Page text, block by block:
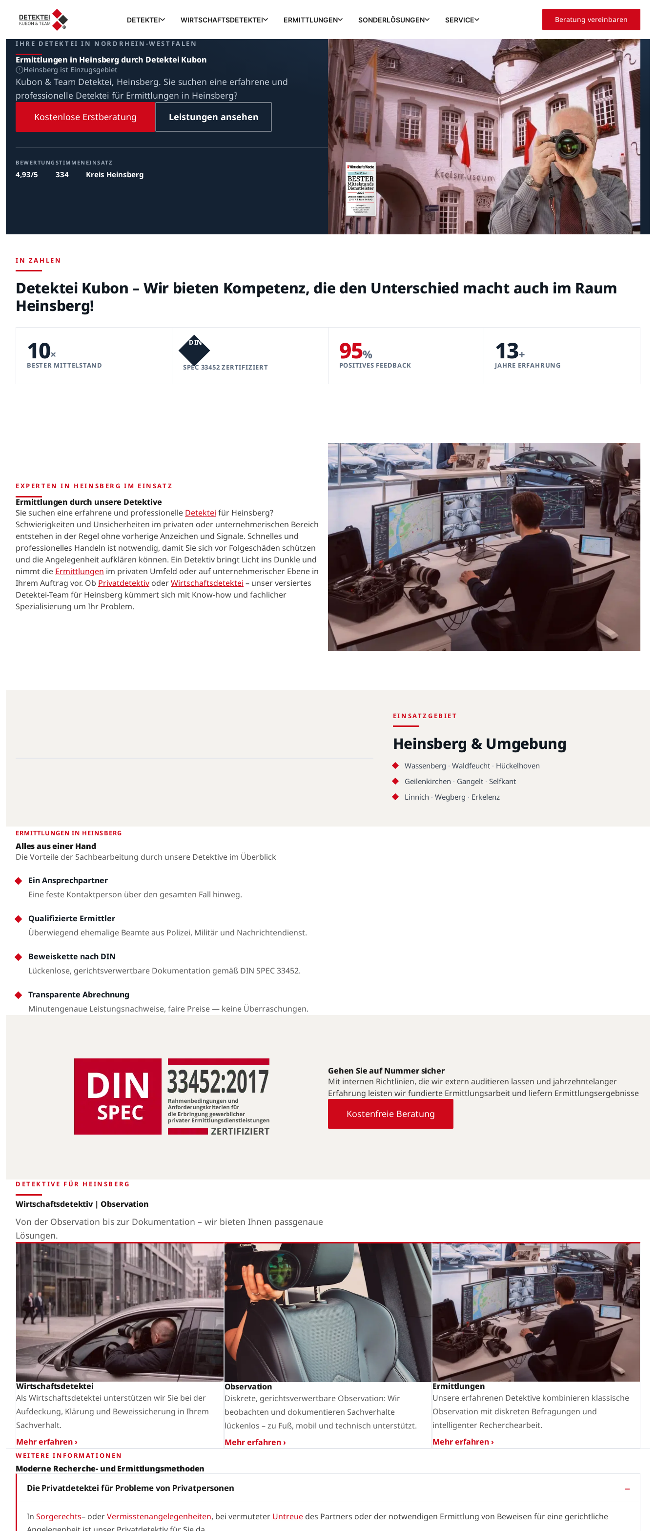
DETEKTEI WIRTSCHAFTSDETEKTEI ERMITTLUNGEN SONDERLÖSUNGEN SERVICE Beratung vereinbaren
IHRE DETEKTEI IN NORDRHEIN-WESTFALEN
Ermittlungen in Heinsberg durch Detektei Kubon
Heinsberg ist Einzugsgebiet
Kubon & Team Detektei, Heinsberg. Sie suchen eine erfahrene und
professionelle Detektei für Ermittlungen in Heinsberg?
Kostenlose Erstberatung
Leistungen ansehen
BEWERTUNG
4,93/5
STIMMEN
334
EINSATZ
Kreis Heinsberg
IN ZAHLEN
Detektei Kubon – Wir bieten Kompetenz, die den Unterschied macht auch im Raum
Heinsberg!
10×
BESTER MITTELSTAND
DIN
SPEC 33452 ZERTIFIZIERT
95%
POSITIVES FEEDBACK
13+
JAHRE ERFAHRUNG
EXPERTEN IN HEINSBERG IM EINSATZ
Ermittlungen durch unsere Detektive
Sie suchen eine erfahrene und professionelle Detektei für Heinsberg?
Schwierigkeiten und Unsicherheiten im privaten oder unternehmerischen Bereich
entstehen in der Regel ohne vorherige Anzeichen und Signale. Schnelles und
professionelles Handeln ist notwendig, damit Sie sich vor Folgeschäden schützen
und die Angelegenheit aufklären können. Ein Detektiv bringt Licht ins Dunkle und
nimmt die Ermittlungen im privaten Umfeld oder auf unternehmerischer Ebene in
Ihrem Auftrag vor. Ob Privatdetektiv oderWirtschaftsdetektei – unser versiertes
Detektei-Team für Heinsberg kümmert sich mit Know-how und fachlicher
Spezialisierung um Ihr Problem.
EINSATZGEBIET
Heinsberg & Umgebung
Wassenberg · Waldfeucht· Hückelhoven
Geilenkirchen · Gangelt· Selfkant
Linnich · Wegberg · Erkelenz
ERMITTLUNGEN IN HEINSBERG
Alles aus einer Hand
Die Vorteile der Sachbearbeitung durch unsere Detektive im Überblick
Ein Ansprechpartner
Eine feste Kontaktperson über den gesamten Fall hinweg.
Qualifizierte Ermittler
Überwiegend ehemalige Beamte aus Polizei, Militär und Nachrichtendienst.
Beweiskette nach DIN
Lückenlose, gerichtsverwertbare Dokumentation gemäß DIN SPEC 33452.
Transparente Abrechnung
Minutengenaue Leistungsnachweise, faire Preise — keine Überraschungen.
Gehen Sie auf Nummer sicher
Mit internen Richtlinien, die wir extern auditieren lassen und jahrzehntelanger
Erfahrung leisten wir fundierte Ermittlungsarbeit und liefern Ermittlungsergebnisse
Kostenfreie Beratung
DETEKTIVE FÜR HEINSBERG
Wirtschaftsdetektiv | Observation
Von der Observation bis zur Dokumentation – wir bieten Ihnen passgenaue
Lösungen.
Wirtschaftsdetektei
Als Wirtschaftsdetektei unterstützen wir Sie bei der
Aufdeckung, Klärung und Beweissicherung in Ihrem
Sachverhalt.
Mehr erfahren ›
Observation
Diskrete, gerichtsverwertbare Observation: Wir
beobachten und dokumentieren Sachverhalte
lückenlos – zu Fuß, mobil und technisch unterstützt.
Mehr erfahren ›
Ermittlungen
Unsere erfahrenen Detektive kombinieren klassische
Observation mit diskreten Befragungen und
intelligenter Recherchearbeit.
Mehr erfahren ›
WEITERE INFORMATIONEN
Moderne Recherche- und Ermittlungsmethoden
Die Privatdetektei für Probleme von Privatpersonen
In Sorgerechts– oderVermisstenangelegenheiten, bei vermuteter Untreue des Partners oder der notwendigen Ermittlung von Beweisen für eine gerichtliche